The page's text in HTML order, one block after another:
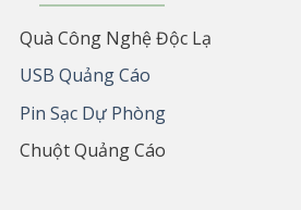
Quà Công Nghệ Độc Lạ
USB Quảng Cáo
Pin Sạc Dự Phòng
Chuột Quảng Cáo